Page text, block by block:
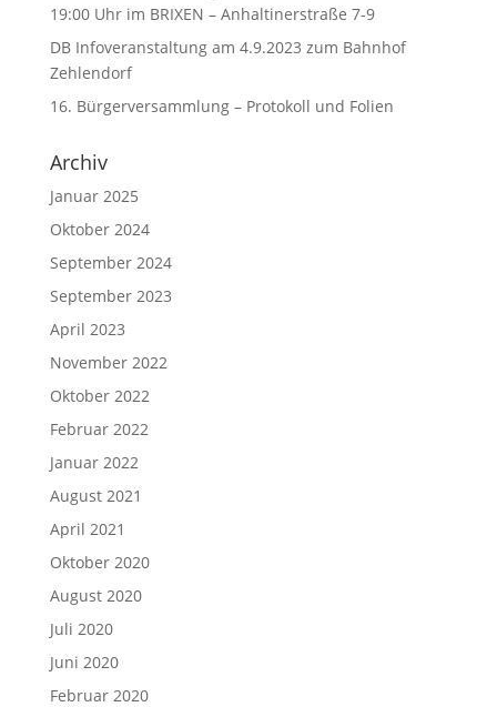
19:00 Uhr im BRIXEN – Anhaltinerstraße 7-9
DB Infoveranstaltung am 4.9.2023 zum Bahnhof
Zehlendorf
16. Bürgerversammlung – Protokoll und Folien
Archiv
Januar 2025
Oktober 2024
September 2024
September 2023
April 2023
November 2022
Oktober 2022
Februar 2022
Januar 2022
August 2021
April 2021
Oktober 2020
August 2020
Juli 2020
Juni 2020
Februar 2020